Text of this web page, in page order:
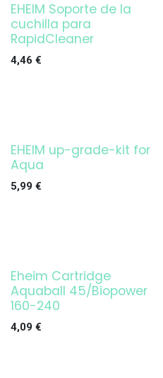
¡OFERTA!
EHEIM Soporte de la
cuchilla para
RapidCleaner
4,46 €
¡OFERTA!
EHEIM up-grade-kit for
Aqua
5,99 €
Eheim Cartridge
Aquaball 45/Biopower
160-240
4,09 €